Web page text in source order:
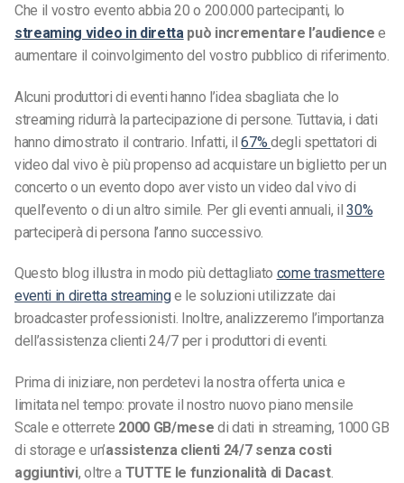
Che il vostro evento abbia 20 o 200.000 partecipanti, lo
streaming video in diretta può incrementare l’audience e
aumentare il coinvolgimento del vostro pubblico di riferimento.
Alcuni produttori di eventi hanno l’idea sbagliata che lo
streaming ridurrà la partecipazione di persone. Tuttavia, i dati
hanno dimostrato il contrario. Infatti, il67% degli spettatori di
video dal vivo è più propenso ad acquistare un biglietto per un
concerto o un evento dopo aver visto un video dal vivo di
quell’evento o di un altro simile. Per gli eventi annuali, il30%
parteciperà di persona l’anno successivo.
Questo blog illustra in modo più dettagliato come trasmettere
eventi in diretta streaminge le soluzioni utilizzate dai
broadcaster professionisti. Inoltre, analizzeremo l’importanza
dell’assistenza clienti 24/7 per i produttori di eventi.
Prima di iniziare, non perdetevi la nostra offerta unica e
limitata nel tempo: provate il nostro nuovo piano mensile
Scale e otterrete 2000 GB/mese di dati in streaming, 1000 GB
di storage e un’assistenza clienti 24/7 senza costi
aggiuntivi, oltre a TUTTE le funzionalità di Dacast.